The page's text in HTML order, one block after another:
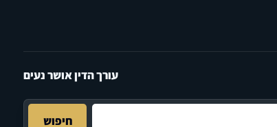
עורך הדין אושר נעים
חיפוש